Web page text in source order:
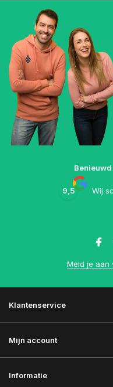
9,5 Wij
Meld je aan
Klantenservice
Mijn account
Informatie